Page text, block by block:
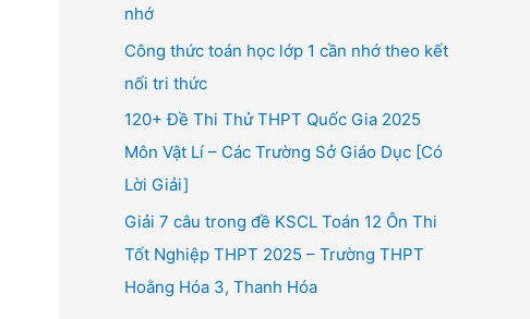
r
:
nhớ
Công thức toán học lớp 1 cần nhớ theo kết
nối tri thức
120+ Đề Thi Thử THPT Quốc Gia 2025
Môn Vật Lí – Các Trường Sở Giáo Dục [Có
Lời Giải]
Giải 7 câu trong đề KSCL Toán 12 Ôn Thi
Tốt Nghiệp THPT 2025 – Trường THPT
Hoằng Hóa 3, Thanh Hóa